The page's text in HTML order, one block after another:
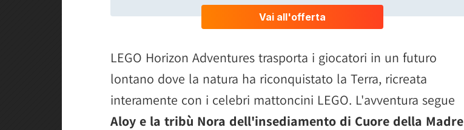
LEGO Horizon Adventures trasporta i giocatori in un futuro
lontano dove la natura ha riconquistato la Terra, ricreata
interamente con i celebri mattoncini LEGO. L'avventura segue
Aloy e la tribù Nora dell'insediamento di Cuore della Madre